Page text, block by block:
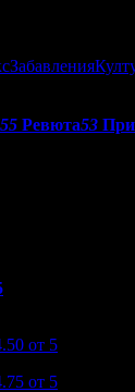
Забавления
55 Ревюта53
от 5
от 5